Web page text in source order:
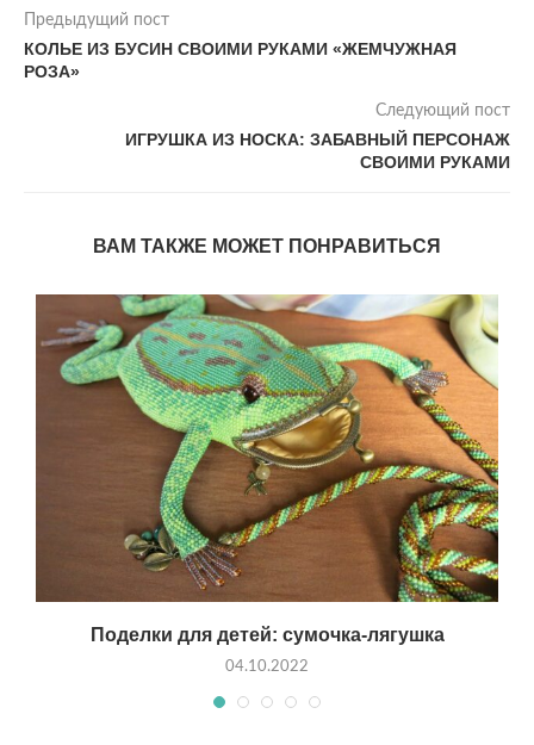
Предыдущий пост
КОЛЬЕ ИЗ БУСИН СВОИМИ РУКАМИ «ЖЕМЧУЖНАЯ
РОЗА»
Следующий пост
ИГРУШКА ИЗ НОСКА: ЗАБАВНЫЙ ПЕРСОНАЖ
СВОИМИ РУКАМИ
ВАМ ТАКЖЕ МОЖЕТ ПОНРАВИТЬСЯ
Поделки для детей: сумочка-лягушка
04.10.2022